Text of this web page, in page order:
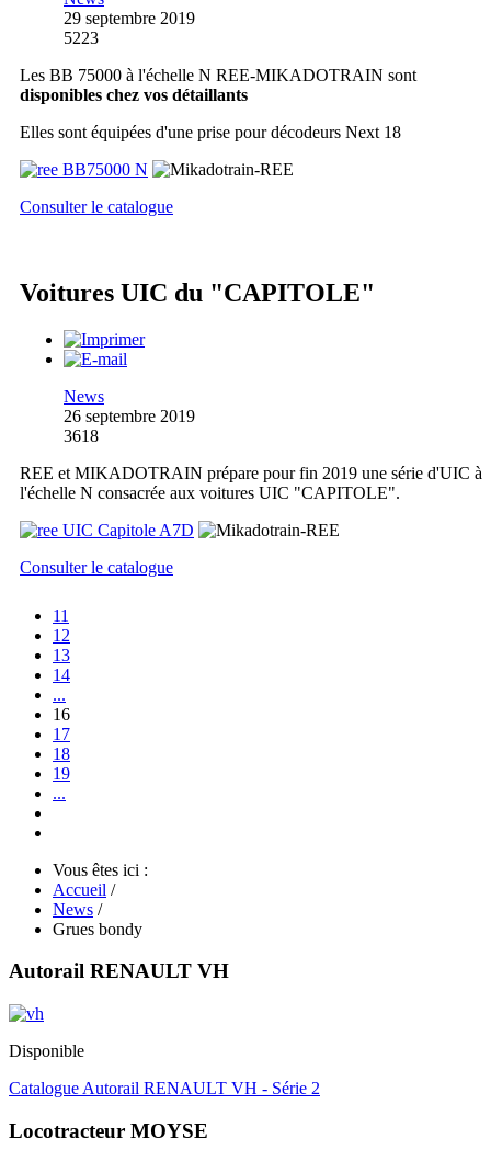
29 septembre 2019
5223
Les BB 75000 à l'échelle N REE-MIKADOTRAIN sont
disponibles chez vos détaillants
Elles sont équipées d'une prise pour décodeurs Next 18
Consulter le catalogue
Voitures UIC du "CAPITOLE"
News
26 septembre 2019
3618
REE et MIKADOTRAIN prépare pour fin 2019 une série d'UIC à
l'échelle N consacrée aux voitures UIC "CAPITOLE".
Consulter le catalogue
11
12
13
14
...
16
17
18
19
...
Vous êtes ici :
Accueil /
News /
Grues bondy
Autorail RENAULT VH
Disponible
Catalogue Autorail RENAULT VH - Série 2
Locotracteur MOYSE